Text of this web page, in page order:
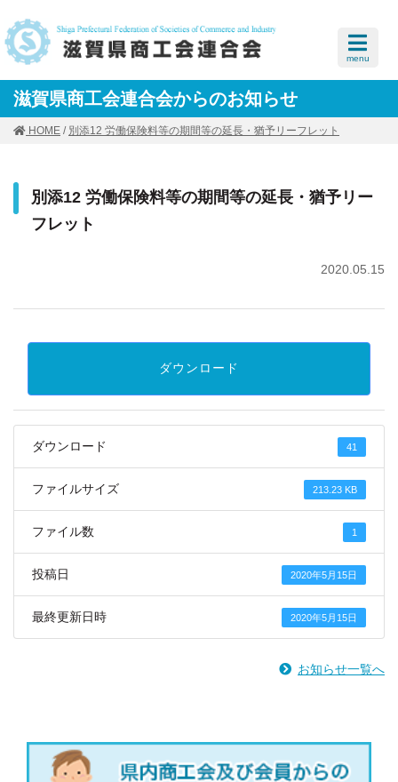
menu
滋賀県商工会連合会からのお知らせ
HOME / 別添12 労働保険料等の期間等の延長・猶予リーフレット
別添12 労働保険料等の期間等の延長・猶予リー
フレット
2020.05.15
ダウンロード
ダウンロード 41
ファイルサイズ 213.23 KB
ファイル数 1
投稿日 2020年5月15日
最終更新日時 2020年5月15日
お知らせ一覧へ